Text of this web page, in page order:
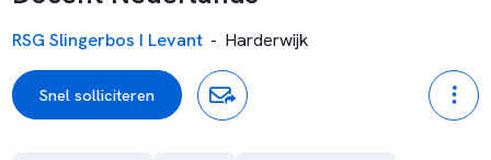
RSG Slingerbos I Levant - Harderwijk
Snel solliciteren